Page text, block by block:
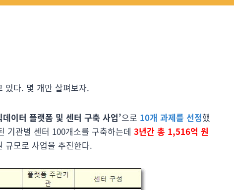
있다. 몇 개만 살펴보자.
데이터 플랫폼 및 센터 구축 사업’으로 10개 과제를 선정했
기관별 센터 100개소를 구축하는데 3년간 총 1,516억 원
규모로 사업을 추진한다.